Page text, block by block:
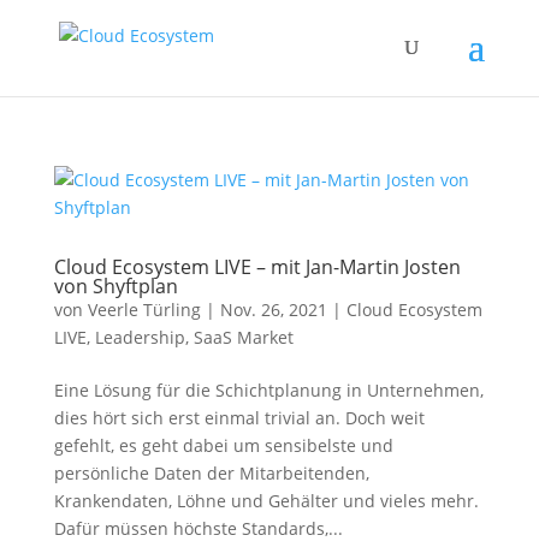
Cloud Ecosystem LIVE – mit Jan-Martin Josten
von Shyftplan
von Veerle Türling| Nov. 26, 2021 | Cloud Ecosystem
LIVE, Leadership, SaaS Market
Eine Lösung für die Schichtplanung in Unternehmen,
dies hört sich erst einmal trivial an. Doch weit
gefehlt, es geht dabei um sensibelste und
persönliche Daten der Mitarbeitenden,
Krankendaten, Löhne und Gehälter und vieles mehr.
Dafür müssen höchste Standards,...